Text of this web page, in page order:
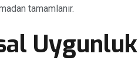
tamamlanır.
Uygunluk